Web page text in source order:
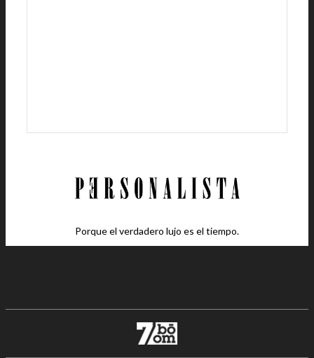
Porque el verdadero lujo es el tiempo.